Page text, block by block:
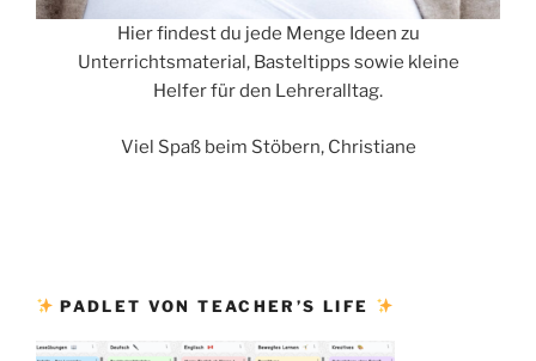
Hier findest du jede Menge Ideen zu
Unterrichtsmaterial, Basteltipps sowie kleine
Helfer für den Lehreralltag.
Viel Spaß beim Stöbern, Christiane
PADLET VON TEACHER’S LIFE